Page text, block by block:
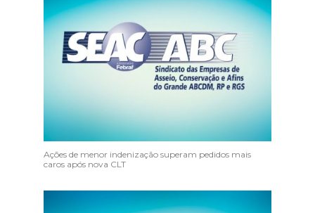
Ações de menor indenização superam pedidos mais
caros após nova CLT